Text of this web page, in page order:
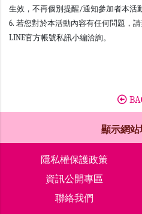
生效，不再個別提醒/通知參加者本活
6. 若您對於本活動內容有任何問題，
LINE官方帳號私訊小編洽詢。
顯示網站
隱私權保護政策
資訊公開專區
聯絡我們